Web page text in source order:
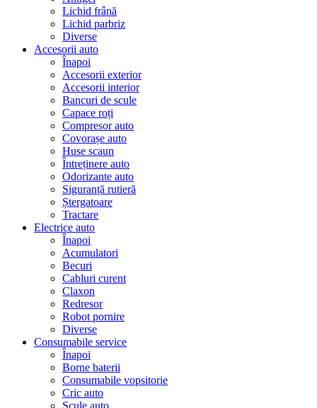
Lichid frână
Lichid parbriz
Diverse
Accesorii auto
Înapoi
Accesorii exterior
Accesorii interior
Bancuri de scule
Capace roți
Compresor auto
Covorașe auto
Huse scaun
Întreținere auto
Odorizante auto
Siguranță rutieră
Ștergatoare
Tractare
Electrice auto
Înapoi
Acumulatori
Becuri
Cabluri curent
Claxon
Redresor
Robot pornire
Diverse
Consumabile service
Înapoi
Borne baterii
Consumabile vopsitorie
Cric auto